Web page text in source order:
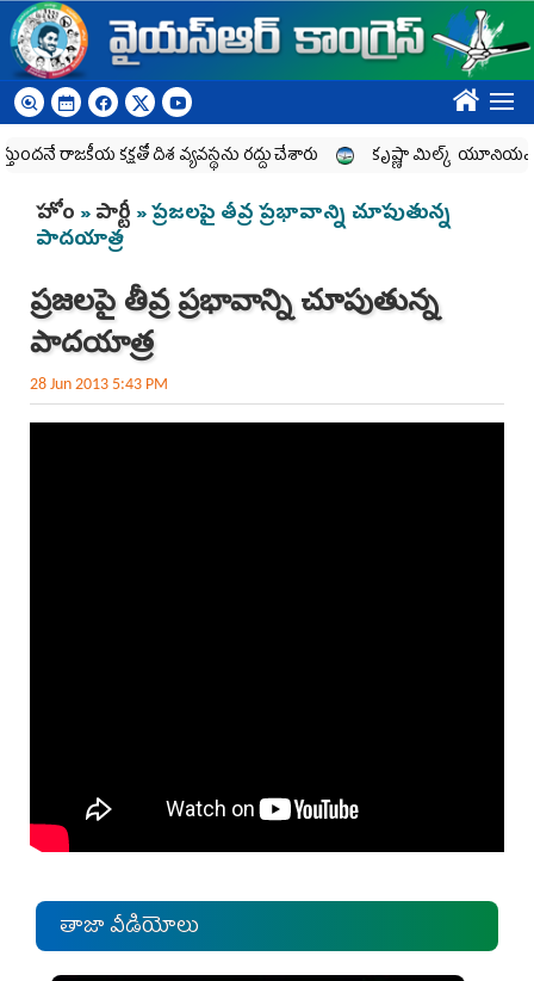
Skip to main content
????
రాజకీయ కక్షతో దిశ వ్య‌వ‌స్థ‌ను రద్దు చేశారు కృష్ణా మిల్క్‌ యూనియన్‌
You are here
హోం »పార్టీ » ప్రజలపై తీవ్ర ప్రభావాన్ని చూపుతున్న
పాదయాత్ర
ప్రజలపై తీవ్ర ప్రభావాన్ని చూపుతున్న
పాదయాత్ర
28 Jun 2013 5:43 PM
తాజా వీడియోలు